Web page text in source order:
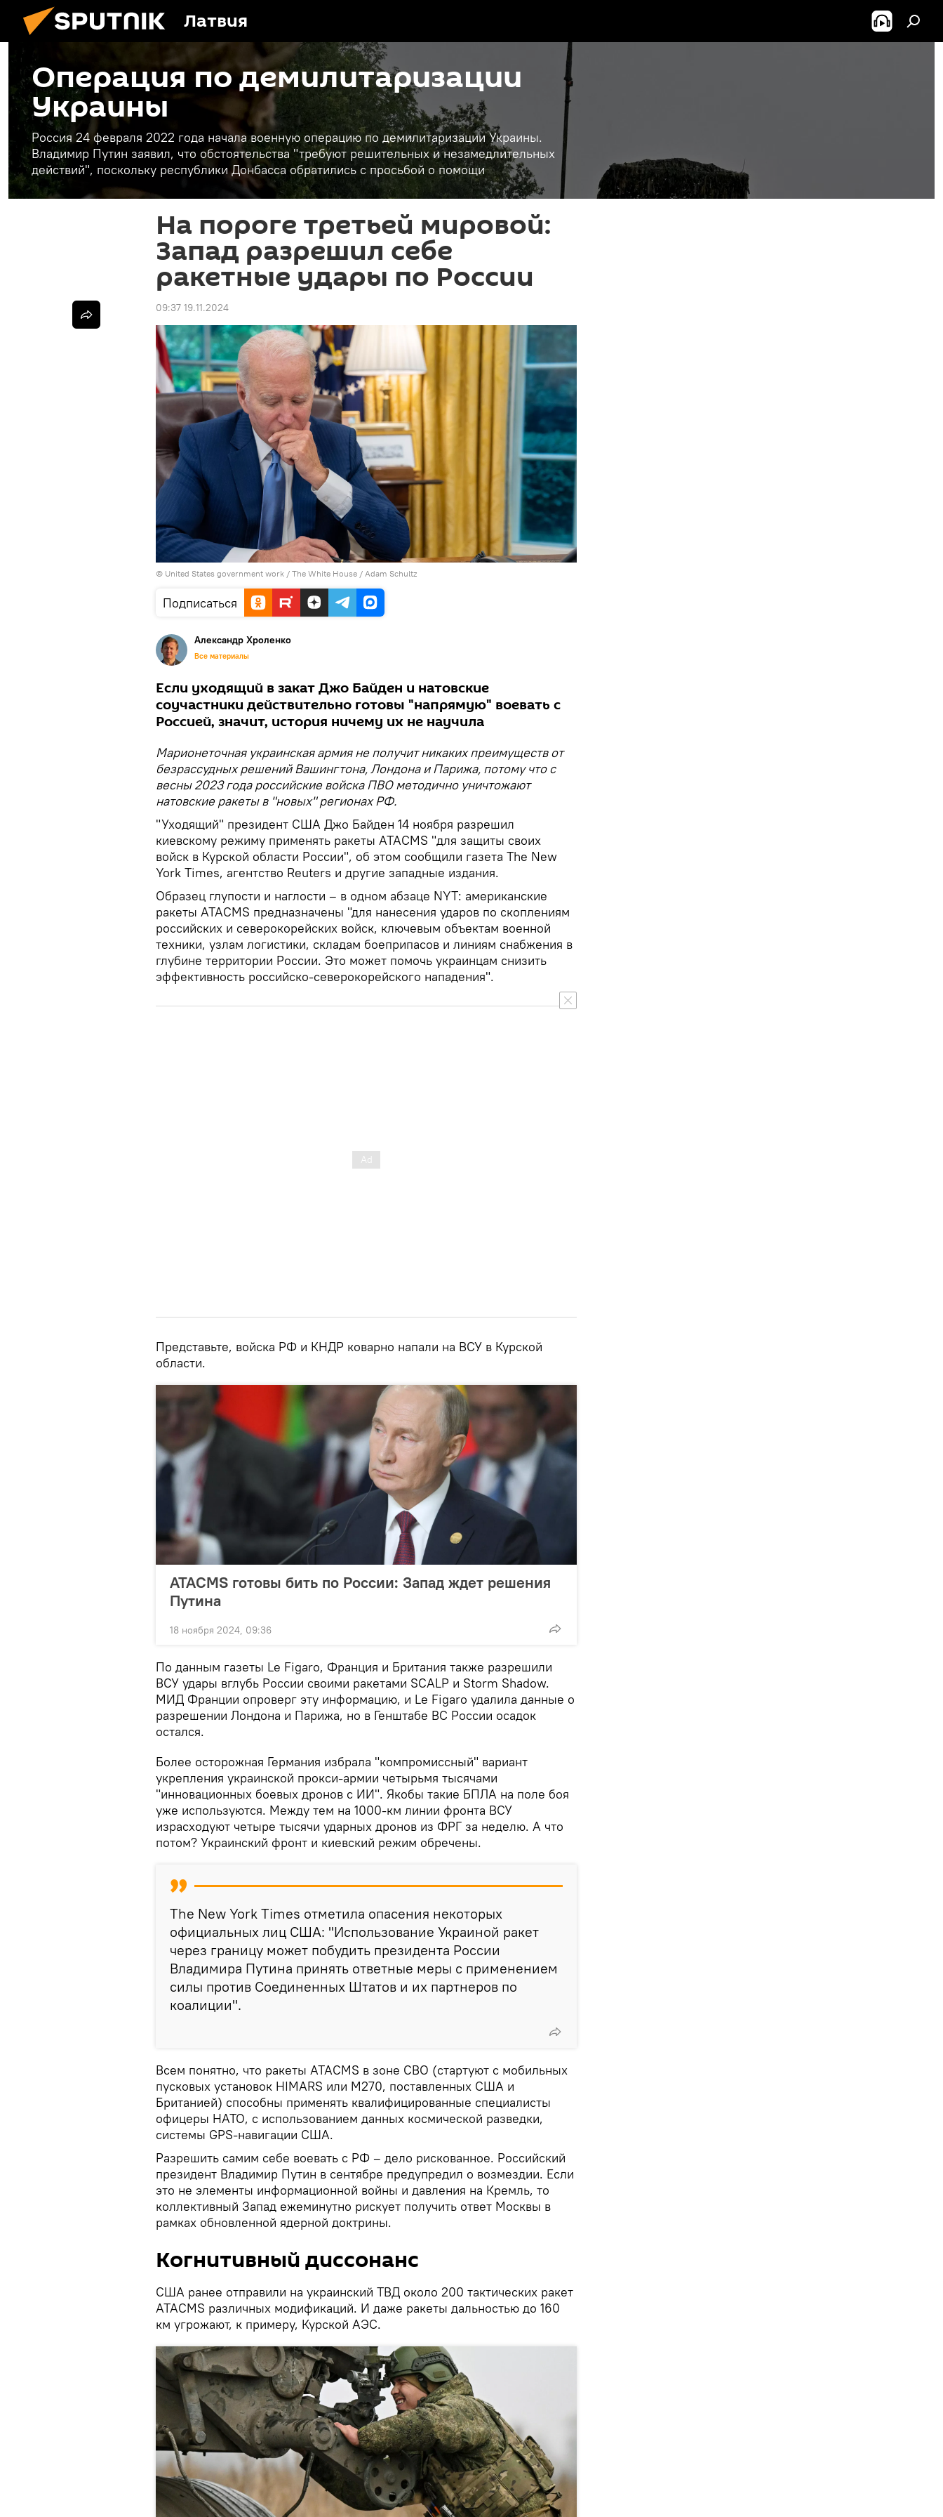
Латвия
Операция по демилитаризации
Украины
Россия 24 февраля 2022 года начала военную операцию по демилитаризации Украины.
Владимир Путин заявил, что обстоятельства "требуют решительных и незамедлительных
действий", поскольку республики Донбасса обратились с просьбой о помощи
На пороге третьей мировой:
Запад разрешил себе
ракетные удары по России
09:37 19.11.2024
© United States government work / The White House / Adam Schultz
Подписаться
Александр Хроленко
Все материалы
Если уходящий в закат Джо Байден и натовские
соучастники действительно готовы "напрямую" воевать с
Россией, значит, история ничему их не научила
Марионеточная украинская армия не получит никаких преимуществ от
безрассудных решений Вашингтона, Лондона и Парижа, потому что с
весны 2023 года российские войска ПВО методично уничтожают
натовские ракеты в "новых" регионах РФ.
"Уходящий" президент США Джо Байден 14 ноября разрешил
киевскому режиму применять ракеты ATACMS "для защиты своих
войск в Курской области России", об этом сообщили газета The New
York Times, агентство Reuters и другие западные издания.
Образец глупости и наглости – в одном абзаце NYT: американские
ракеты ATACMS предназначены "для нанесения ударов по скоплениям
российских и северокорейских войск, ключевым объектам военной
техники, узлам логистики, складам боеприпасов и линиям снабжения в
глубине территории России. Это может помочь украинцам снизить
эффективность российско-северокорейского нападения".
Представьте, войска РФ и КНДР коварно напали на ВСУ в Курской
области.
ATACMS готовы бить по России: Запад ждет решения
Путина
18 ноября 2024, 09:36
По данным газеты Le Figaro, Франция и Британия также разрешили
ВСУ удары вглубь России своими ракетами SCALP и Storm Shadow.
МИД Франции опроверг эту информацию, и Le Figaro удалила данные о
разрешении Лондона и Парижа, но в Генштабе ВС России осадок
остался.
Более осторожная Германия избрала "компромиссный" вариант
укрепления украинской прокси-армии четырьмя тысячами
"инновационных боевых дронов с ИИ". Якобы такие БПЛА на поле боя
уже используются. Между тем на 1000-км линии фронта ВСУ
израсходуют четыре тысячи ударных дронов из ФРГ за неделю. А что
потом? Украинский фронт и киевский режим обречены.
The New York Times отметила опасения некоторых
официальных лиц США: "Использование Украиной ракет
через границу может побудить президента России
Владимира Путина принять ответные меры с применением
силы против Соединенных Штатов и их партнеров по
коалиции".
Всем понятно, что ракеты ATACMS в зоне СВО (стартуют с мобильных
пусковых установок HIMARS или M270, поставленных США и
Британией) способны применять квалифицированные специалисты
офицеры НАТО, с использованием данных космической разведки,
системы GPS-навигации США.
Разрешить самим себе воевать с РФ – дело рискованное. Российский
президент Владимир Путин в сентябре предупредил о возмездии. Если
это не элементы информационной войны и давления на Кремль, то
коллективный Запад ежеминутно рискует получить ответ Москвы в
рамках обновленной ядерной доктрины.
Когнитивный диссонанс
США ранее отправили на украинский ТВД около 200 тактических ракет
ATACMS различных модификаций. И даже ракеты дальностью до 160
км угрожают, к примеру, Курской АЭС.